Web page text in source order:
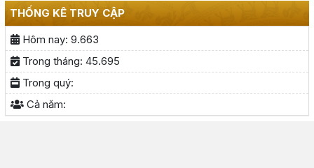
THỐNG KÊ TRUY CẬP
Hôm nay: 9.663
Trong tháng: 45.695
Trong quý:
Cả năm: